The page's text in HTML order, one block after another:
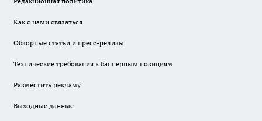
Как с нами связаться
Обзорные статьи и пресс-релизы
Технические требования к баннерным позициям
Разместить рекламу
Выходные данные